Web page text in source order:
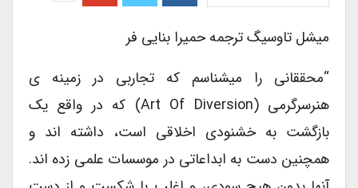
میشل تاوسیگ ترجمه حمیرا بنایی فر
“محققانی را میشناسم که تجاربی در زمینه ی
هنرسرگرمی (Art Of Diversion) که در واقع یک
بازگشت به خشنودی اخلاقی است، داشته اند و
همچنین دست به ابداعاتی در موسسات علمی زده اند.